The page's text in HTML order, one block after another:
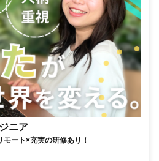
ニア
ート×充実の研修あり！